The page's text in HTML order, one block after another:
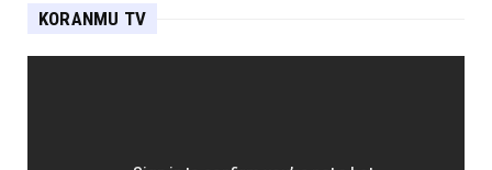
KORANMU TV